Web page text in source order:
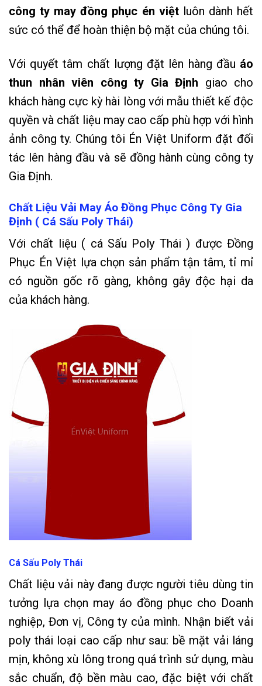
công ty may đồng phục én việtluôn dành hết
sức có thể để hoàn thiện bộ mặt của chúng tôi.
Với quyết tâm chất lượng đặt lên hàng đầu áo
thun nhân viên công ty Gia Định giao cho
khách hàng cực kỳ hài lòng với mẫu thiết kế độc
quyền và chất liệu may cao cấp phù hợp với hình
ảnh công ty. Chúng tôi Én Việt Uniform đặt đối
tác lên hàng đầu và sẽ đồng hành cùng công ty
Gia Định.
Chất Liệu Vải May Áo Đồng Phục Công Ty Gia
Định ( Cá Sấu Poly Thái)
Với chất liệu ( cá Sấu Poly Thái ) được Đồng
Phục Én Việt lựa chọn sản phẩm tận tâm, tỉ mỉ
có nguồn gốc rõ gàng, không gây độc hại da
của khách hàng.
Cá Sấu Poly Thái
Chất liệu vải này đang được người tiêu dùng tin
tưởng lựa chọn may áo đồng phục cho Doanh
nghiệp, Đơn vị, Công ty của mình. Nhận biết vải
poly thái loại cao cấp như sau: bề mặt vải láng
mịn, không xù lông trong quá trình sử dụng, màu
sắc chuẩn, độ bền màu cao, đặc biệt với chất